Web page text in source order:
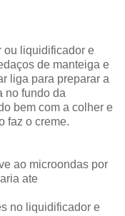
ou liquidificador e
de manteiga e
liga para preparar a
no fundo da
bem com a colher e
faz o creme.
ao microondas por
ate
no liquidificador e